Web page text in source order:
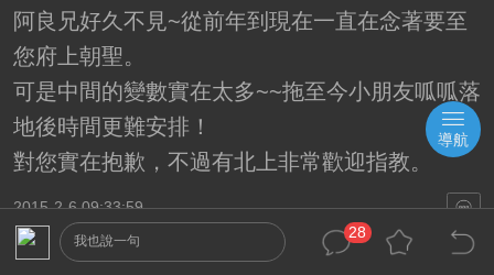
阿良兄好久不見~從前年到現在一直在念著要至
您府上朝聖。
可是中間的變數實在太多~~拖至今小朋友呱呱落
地後時間更難安排！
對您實在抱歉，不過有北上非常歡迎指教。
2015-2-6 09:33:59
我也說一句
28
導航